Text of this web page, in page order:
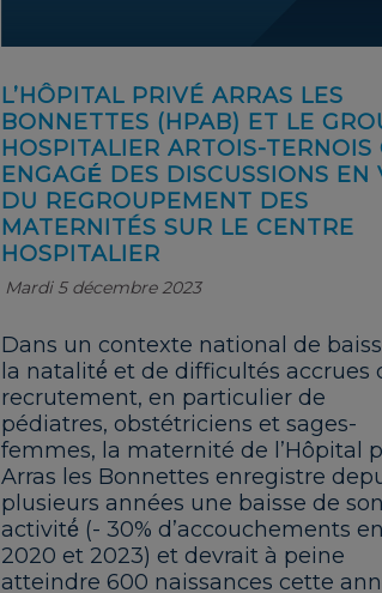
L’HÔPITAL PRIVÉ ARRAS LES
BONNETTES (HPAB) ET LE
HOSPITALIER ARTOIS-TERNOIS
ENGAGÉ́ DES DISCUSSIONS EN
DU REGROUPEMENT DES
MATERNITÉS SUR LE CENTRE
HOSPITALIER
Mardi 5 décembre 2023
Dans un contexte national de
la natalité́ et de difficultés accrues
recrutement, en particulier de
pédiatres, obstétriciens et sages-
femmes, la maternité de l’Hôpital
Arras les Bonnettes enregistre
plusieurs années une baisse de son
activité́ (- 30% d’accouchements
2020 et 2023) et devrait à peine
atteindre 600 naissances cette